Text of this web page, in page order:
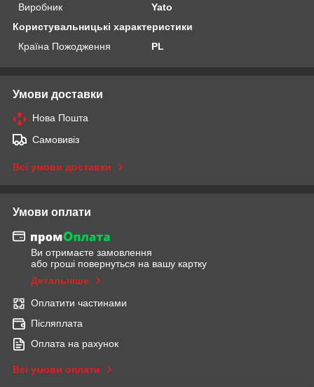
Виробник
Yato
Користувальницькі характеристики
Країна Пожодження
PL
Умови доставки
Нова Пошта
Самовивіз
Всі умови доставки
Умови оплати
Ви отримаєте замовлення
або гроші повернуться на вашу картку
Детальніше
Оплатити частинами
Післяплата
Оплата на рахунок
Всі умови оплати